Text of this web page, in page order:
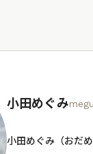
小田めぐみ
小田めぐみ（おだ